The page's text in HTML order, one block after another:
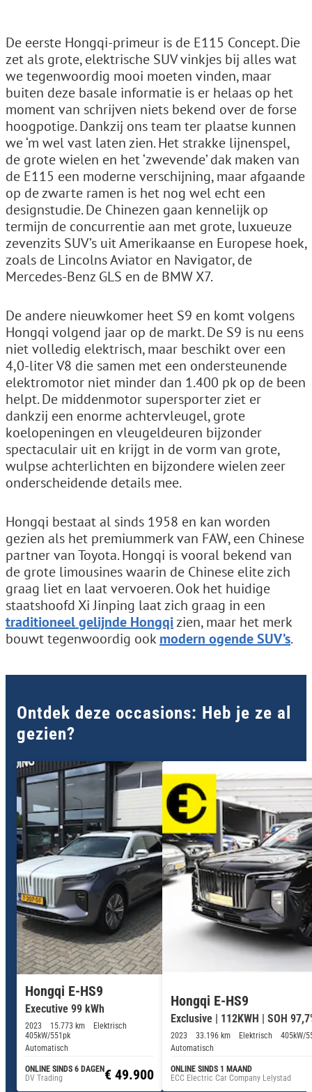
De eerste Hongqi-primeur is de E115 Concept. Die
zet als grote, elektrische SUV vinkjes bij alles wat
we tegenwoordig mooi moeten vinden, maar
buiten deze basale informatie is er helaas op het
moment van schrijven niets bekend over de forse
hoogpotige. Dankzij ons team ter plaatse kunnen
we ‘m wel vast laten zien. Het strakke lijnenspel,
de grote wielen en het ‘zwevende’ dak maken van
de E115 een moderne verschijning, maar afgaande
op de zwarte ramen is het nog wel echt een
designstudie. De Chinezen gaan kennelijk op
termijn de concurrentie aan met grote, luxueuze
zevenzits SUV’s uit Amerikaanse en Europese hoek,
zoals de Lincolns Aviator en Navigator, de
Mercedes-Benz GLS en de BMW X7.
De andere nieuwkomer heet S9 en komt volgens
Hongqi volgend jaar op de markt. De S9 is nu eens
niet volledig elektrisch, maar beschikt over een
4,0-liter V8 die samen met een ondersteunende
elektromotor niet minder dan 1.400 pk op de been
helpt. De middenmotor supersporter ziet er
dankzij een enorme achtervleugel, grote
koelopeningen en vleugeldeuren bijzonder
spectaculair uit en krijgt in de vorm van grote,
wulpse achterlichten en bijzondere wielen zeer
onderscheidende details mee.
Hongqi bestaat al sinds 1958 en kan worden
gezien als het premiummerk van FAW, een Chinese
partner van Toyota. Hongqi is vooral bekend van
de grote limousines waarin de Chinese elite zich
graag liet en laat vervoeren. Ook het huidige
staatshoofd Xi Jinping laat zich graag in een
traditioneel gelijnde Hongqizien, maar het merk
bouwt tegenwoordig ook modern ogende SUV’s.
Ontdek deze occasions: Heb je ze al
gezien?
Hongqi E-HS9
Executive 99 kWh
2023 15.773 km
Elektrisch
405kW/551pk
Automatisch
ONLINE SINDS 6 DAGEN
DV Trading
€ 49.900
Hongqi E-HS9
Exclusive | 112KWH | SOH
2023 33.196 km Elektrisch
405kW/
Automatisch
ONLINE SINDS 1 MAAND
ECC Electric Car Company Lelystad